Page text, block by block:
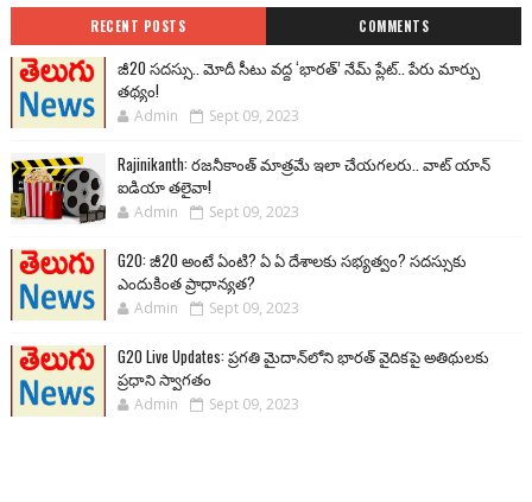
RECENT POSTS COMMENTS
జీ20 సదస్సు.. మోదీ సీటు వద్ద ‘భారత్’ నేమ్ ప్లేట్‌.. పేరు మార్పు
తథ్యం!
Admin Sept 09, 2023
Rajinikanth: రజనీకాంత్ మాత్రమే ఇలా చేయగలరు.. వాట్ యాన్
ఐడియా తలైవా!
Admin Sept 09, 2023
G20: జీ20 అంటే ఏంటి? ఏ ఏ దేశాలకు సభ్యత్వం? సదస్సుకు
ఎందుకింత ప్రాధాన్యత?
Admin Sept 09, 2023
G20 Live Updates: ప్రగతి మైదాన్‌లోని భారత్ వైదికపై అతిథులకు
ప్రధాని స్వాగతం
Admin Sept 09, 2023